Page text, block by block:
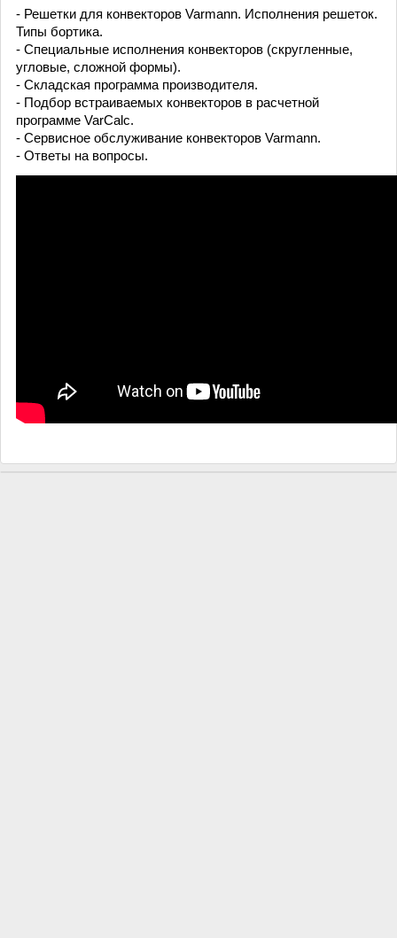
- Решетки для конвекторов Varmann. Исполнения решеток.
Типы бортика.
- Специальные исполнения конвекторов (скругленные,
угловые, сложной формы).
- Складская программа производителя.
- Подбор встраиваемых конвекторов в расчетной
программе VarCalc.
- Сервисное обслуживание конвекторов Varmann.
- Ответы на вопросы.